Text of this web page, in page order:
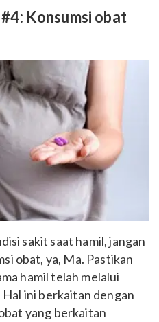
Konsumsi obat
sakit saat hamil, jangan
obat, ya, Ma. Pastikan
hamil telah melalui
ini berkaitan dengan
yang berkaitan